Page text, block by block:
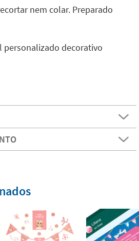
nem colar. Preparado
personalizado decorativo